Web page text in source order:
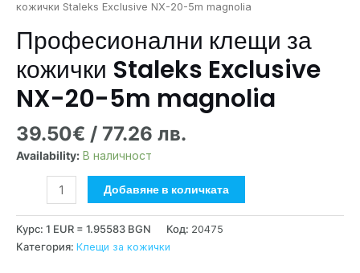
кожички Staleks Exclusive NX-20-5m magnolia
Професионални клещи за
кожички Staleks Exclusive
NX-20-5m magnolia
39.50€ / 77.26 лв.
Availability: В наличност
Добавяне в количката
Курс: 1 EUR = 1.95583 BGN Код: 20475
Категория: Клещи за кожички